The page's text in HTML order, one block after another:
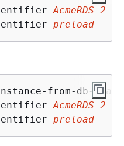
AcmeRDS-2
preload
from-db-
AcmeRDS-2
preload